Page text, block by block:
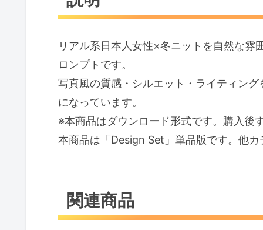
リアル系日本人女性×冬ニットを自然な
ロンプトです。
写真風の質感・シルエット・ライティン
になっています。
※本商品はダウンロード形式です。購入後
本商品は「Design Set」単品版です。他
関連商品